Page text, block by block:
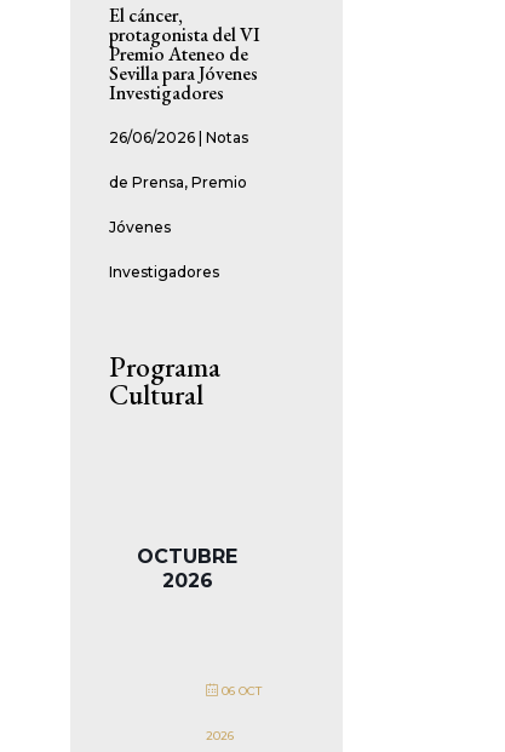
El cáncer,
protagonista del VI
Premio Ateneo de
Sevilla para Jóvenes
Investigadores
26/06/2026 |Notas
de Prensa,Premio
Jóvenes
Investigadores
Programa
Cultural
OCTUBRE
2026
06 OCT
2026